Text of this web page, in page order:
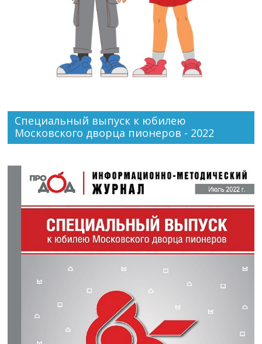
Специальный выпуск к юбилею
Московского дворца пионеров - 2022